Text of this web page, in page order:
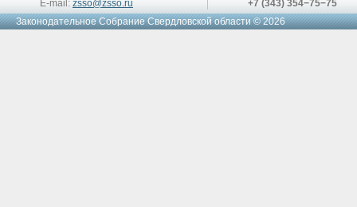
E-mail: zsso@zsso.ru
+7 (343) 354−75−75
Законодательное Cобрание Свердловской области © 2026